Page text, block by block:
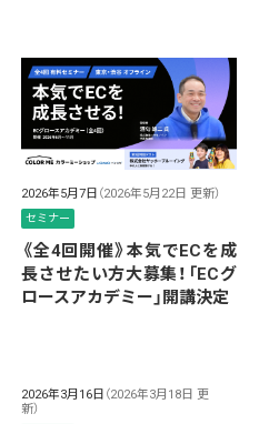
2026年5月7日 （2026年5月22日 更新）
セミナー
《全4回開催》本気でECを成
長させたい方大募集！「ECグ
ロースアカデミー」開講決定
2026年3月16日 （2026年3月18日 更
新）